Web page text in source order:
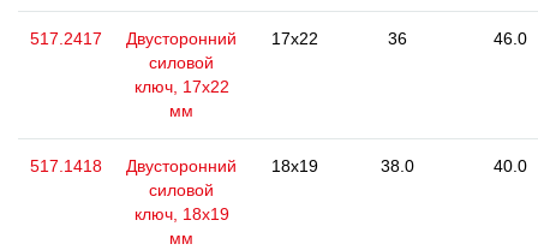
517.2417
Двусторонний
силовой
ключ, 17x22
мм
17x22 36 46.0
517.1418
Двусторонний
силовой
ключ, 18x19
мм
18x19 38.0 40.0